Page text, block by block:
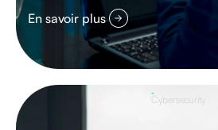
En savoir plus
Cybersecurity